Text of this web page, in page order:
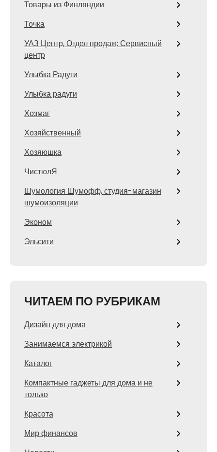
Товары из Финляндии
Точка
УАЗ Центр, Отдел продаж; Сервисный
центр
Улыбка Радуги
Улыбка радуги
Хозмаг
Хозяйственный
Хозяюшка
ЧистюлЯ
Шумология Шумофф, студия-магазин
шумоизоляции
Эконом
Эльсити
ЧИТАЕМ ПО РУБРИКАМ
Дизайн для дома
Занимаемся электрикой
Каталог
Компактные гаджеты для дома и не
только
Красота
Мир финансов